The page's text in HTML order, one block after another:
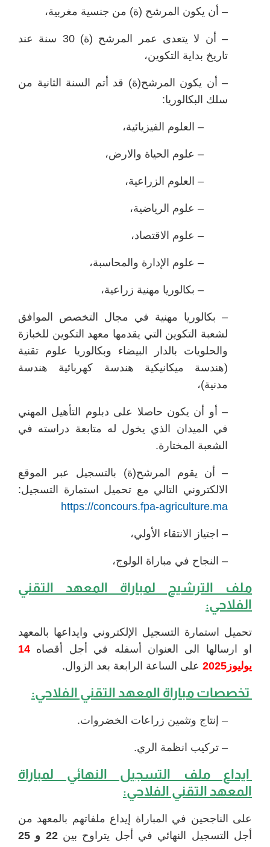
– أن يكون المرشح (ة) من جنسية مغربية،
– أن لا يتعدى عمر المرشح (ة) 30 سنة عند
تاريخ بداية التكوين،
– أن يكون المرشح(ة) قد أتم السنة الثانية من
سلك البكالوريا:
– العلوم الفيزيائية،
– علوم الحياة والارض،
– العلوم الزراعية،
– علوم الرياضية،
– علوم الاقتصاد،
– علوم الإدارة والمحاسبة،
– بكالوريا مهنية زراعية،
– بكالوريا مهنية في مجال التخصص الموافق
لشعبة التكوين التي يقدمها معهد التكوين للخبازة
والحلويات بالدار البيضاء وبكالوريا علوم تقنية
(هندسة ميكانيكية هندسة كهربائية هندسة
مدنية)،
– أو أن يكون حاصلا على دبلوم التأهيل المهني
في الميدان الذي يخول له متابعة دراسته في
الشعبة المختارة.
– أن يقوم المرشح(ة) بالتسجيل عبر الموقع
الالكتروني التالي مع تحميل استمارة التسجيل:
https://concours.fpa-agriculture.ma
– اجتياز الانتقاء الأولي،
– النجاح في مباراة الولوج،
ملف الترشيح لمباراة المعهد التقني
الفلاحي:
تحميل استمارة التسجيل الإلكتروني وايداعها بالمعهد
او ارسالها الى العنوان أسفله في أجل أقصاه 14
يوليوز2025
على الساعة الرابعة بعد الزوال.
تخصصات مباراة المعهد التقني الفلاحي:
– إنتاج وتثمين زراعات الخضروات.
– تركيب انظمة الري.
ايداع ملف التسجيل النهائي لمباراة
المعهد التقني الفلاحي:
على الناجحين في المباراة إيداع ملفاتهم بالمعهد من
أجل التسجيل النهائي في أجل يتراوح بين
22 و 25